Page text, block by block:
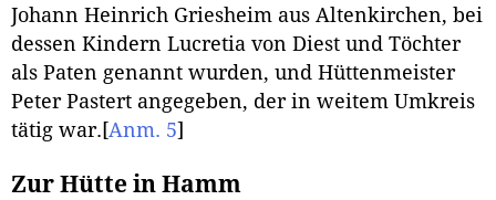
Johann Heinrich Griesheim aus Altenkirchen, bei
dessen Kindern Lucretia von Diest und Töchter
als Paten genannt wurden, und Hüttenmeister
Peter Pastert angegeben, der in weitem Umkreis
tätig war. [Anm. 5]
Zur Hütte in Hamm